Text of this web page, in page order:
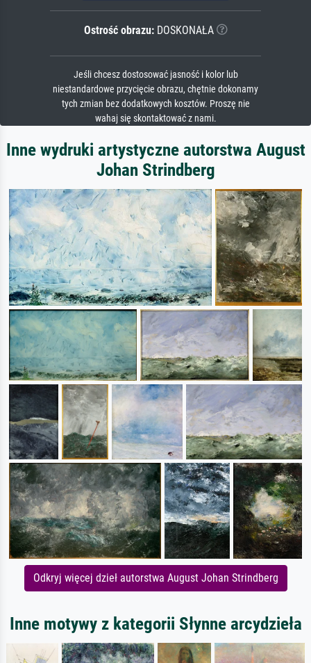
Ostrość obrazu:DOSKONAŁA
Jeśli chcesz dostosować jasność i kolor lub
niestandardowe przycięcie obrazu, chętnie dokonamy
tych zmian bez dodatkowych kosztów. Proszę nie
wahaj się skontaktować z nami.
Inne wydruki artystyczne autorstwa August
Johan Strindberg
Odkryj więcej dzieł autorstwa August Johan Strindberg
Inne motywy z kategorii Słynne arcydzieła